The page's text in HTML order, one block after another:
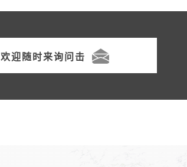
欢迎随时来询问击